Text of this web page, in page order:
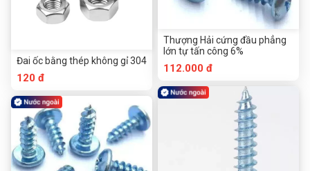
Đai ốc bằng thép không gỉ 304
120 đ
Thượng Hải cứng đầu phẳng
lớn tự tấn công 6%
112.000 đ